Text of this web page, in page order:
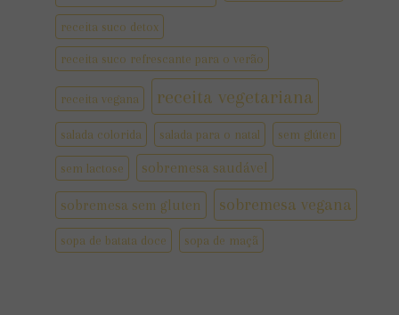
receita suco detox
receita suco refrescante para o verão
receita vegana receita vegetariana
salada colorida salada para o natal sem glúten
sem lactose sobremesa saudável
sobremesa sem gluten sobremesa vegana
sopa de batata doce sopa de maçã